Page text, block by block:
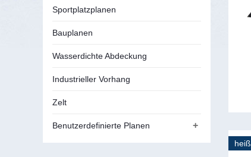
heiß
Sportplatzplanen
Bauplanen
Wasserdichte Abdeckung
Industrieller Vorhang
Zelt
+
Benutzerdefinierte Planen